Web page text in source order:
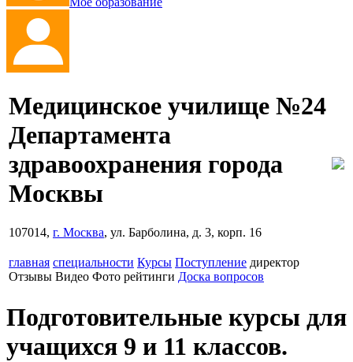
Медицинское училище №24
Департамента
здравоохранения города
Москвы
107014, г. Москва, ул. Барболина, д. 3, корп. 16
главная специальности Курсы Поступление директор
Отзывы Видео Фото рейтинги Доска вопросов
Подготовительные курсы для
учащихся 9 и 11 классов.